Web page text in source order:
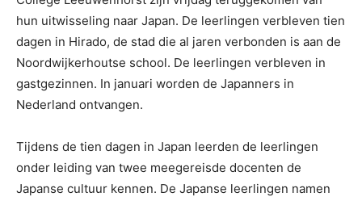
hun uitwisseling naar Japan. De leerlingen verbleven tien
dagen in Hirado, de stad die al jaren verbonden is aan de
Noordwijkerhoutse school. De leerlingen verbleven in
gastgezinnen. In januari worden de Japanners in
Nederland ontvangen.
Tijdens de tien dagen in Japan leerden de leerlingen
onder leiding van twee meegereisde docenten de
Japanse cultuur kennen. De Japanse leerlingen namen